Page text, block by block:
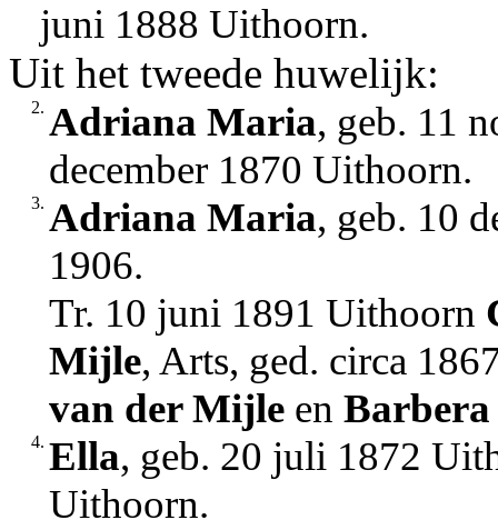
juni 1888 Uithoorn.
Uit het tweede huwelijk:
2. Adriana Maria, geb. 11
december 1870 Uithoorn.
3. Adriana Maria, geb. 10
1906.
Tr. 10 juni 1891 Uithoorn
Mijle, Arts, ged. circa
van der Mijle en Barbera
4. Ella, geb. 20 juli 1872
Uithoorn.